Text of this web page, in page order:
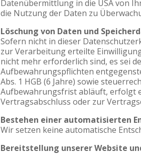
Datenübermittlung in die USA von
die Nutzung der Daten zu
Löschung von Daten und
Sofern nicht in dieser
zur Verarbeitung erteilte
nicht mehr erforderlich sind, es sei
Aufbewahrungspflichten
Abs. 1 HGB (6 Jahre) sowie
Aufbewahrungsfrist abläuft, erfolgt
Vertragsabschluss oder zur
Bestehen einer automatisierten
Wir setzen keine automatische
Bereitstellung unserer Website